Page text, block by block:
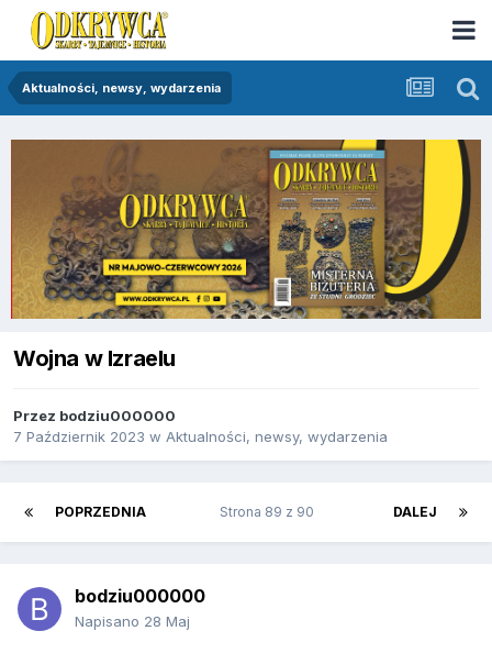
Aktualności, newsy, wydarzenia
Wojna w Izraelu
Przez bodziu000000
7 Październik 2023 w Aktualności, newsy, wydarzenia
POPRZEDNIA DALEJ
Strona 89 z 90
bodziu000000
Napisano 28 Maj